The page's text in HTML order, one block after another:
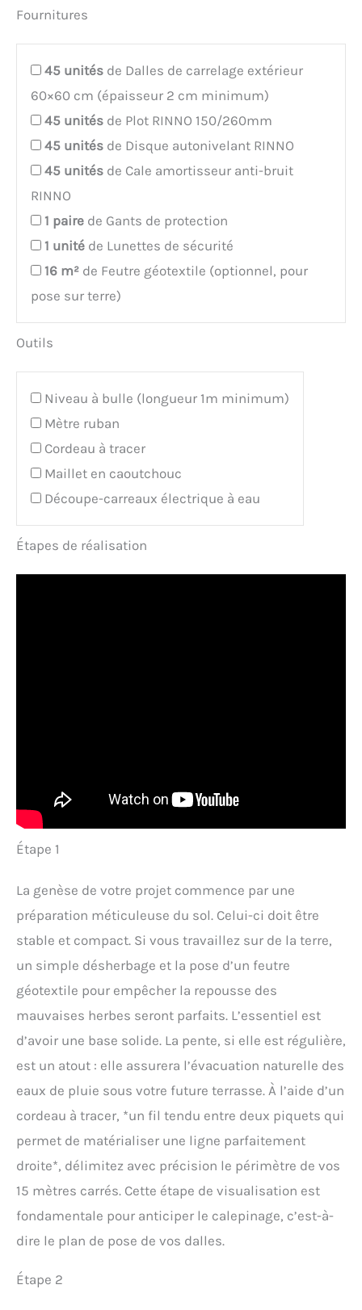
Fournitures
45 unités de Dalles de carrelage extérieur
60×60 cm (épaisseur 2 cm minimum)
45 unités de Plot RINNO 150/260mm
45 unités de Disque autonivelant RINNO
45 unités de Cale amortisseur anti-bruit
RINNO
1 paire de Gants de protection
1 unité de Lunettes de sécurité
16 m² de Feutre géotextile (optionnel, pour
pose sur terre)
Outils
Niveau à bulle (longueur 1m minimum)
Mètre ruban
Cordeau à tracer
Maillet en caoutchouc
Découpe-carreaux électrique à eau
Étapes de réalisation
Étape 1
La genèse de votre projet commence par une
préparation méticuleuse du sol. Celui-ci doit être
stable et compact. Si vous travaillez sur de la terre,
un simple désherbage et la pose d’un feutre
géotextile pour empêcher la repousse des
mauvaises herbes seront parfaits. L’essentiel est
d’avoir une base solide. La pente, si elle est régulière,
est un atout : elle assurera l’évacuation naturelle des
eaux de pluie sous votre future terrasse. À l’aide d’un
cordeau à tracer, *un fil tendu entre deux piquets qui
permet de matérialiser une ligne parfaitement
droite*, délimitez avec précision le périmètre de vos
15 mètres carrés. Cette étape de visualisation est
fondamentale pour anticiper le calepinage, c’est-à-
dire le plan de pose de vos dalles.
Étape 2